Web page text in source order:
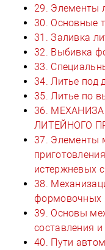
29. Элементы
30. Основные
31. Заливка
32. Выбивка
33.
34. Литье под
35. Литье по
36.
ЛИТЕЙНОГО
37. Элементы
истержневых
38.
формовочных
39. Основы
составления
40. Пути